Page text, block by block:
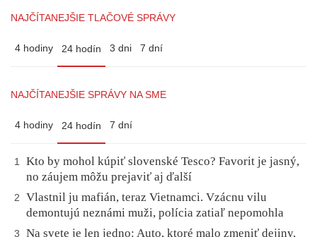
NAJČÍTANEJŠIE TLAČOVÉ SPRÁVY
4 hodiny 24 hodín 3 dni 7 dní
NAJČÍTANEJŠIE SPRÁVY NA SME
4 hodiny 24 hodín 7 dní
1
Kto by mohol kúpiť slovenské Tesco? Favorit je jasný,
no záujem môžu prejaviť aj ďalší
2
Vlastnil ju mafián, teraz Vietnamci. Vzácnu vilu
demontujú neznámi muži, polícia zatiaľ nepomohla
3
Na svete je len jedno: Auto, ktoré malo zmeniť dejiny,